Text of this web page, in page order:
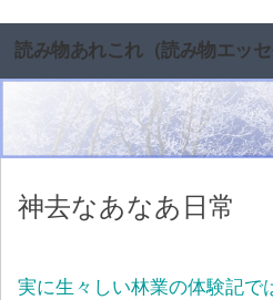
読み物あれこれ（読み物エッ
神去なあなあ日常
実に生々しい林業の体験記で